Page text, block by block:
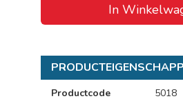
In
Productcode 5018